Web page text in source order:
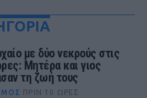
με δύο νεκρούς στις
Μητέρα και γιος
τη ζωή τους
ΠΡΙΝ 10 ΏΡΕΣ